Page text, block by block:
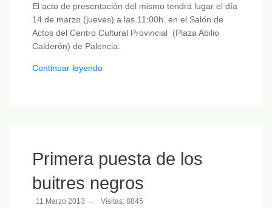
El acto de presentación del mismo tendrá lugar el día
14 de marzo (jueves) a las 11:00h. en el Salón de
Actos del Centro Cultural Provincial (Plaza Abilio
Calderón) de Palencia.
Continuar leyendo
Primera puesta de los
buitres negros
11 Marzo 2013 Visitas: 8845